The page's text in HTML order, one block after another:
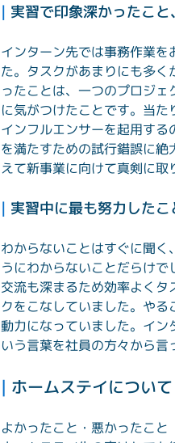
| 実習で印象深かったこ
インターン先では事務作業
た。タスクがあまりにも多
ったことは、一つのプロジ
に気がつけたことです。当
インフルエンサーを起用す
を満たすための試行錯誤に
えて新事業に向けて真剣に取
| 実習中に最も努力したこ
わからないことはすぐに聞
うにわからないことだらけ
交流も深まるため効率よく
クをこなしていました。や
動力になっていました。イ
いう言葉を社員の方々から言
| ホームステイについて
よかったこと・悪かったこと